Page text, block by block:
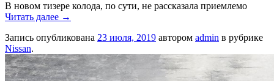
В новом тизере колода, по сути, не рассказала приемлемо
Читать далее →
Запись опубликована 23 июля, 2019 автором admin в рубрике
Nissan.